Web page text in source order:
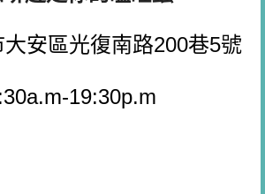
安區光復南路200巷5號
19:30p.m